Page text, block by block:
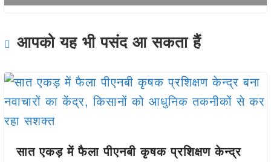
आपको यह भी पसंद आ सकता हैं
सात एकड़ में फैला पीएनबी कृषक प्रशिक्षण केन्द्र